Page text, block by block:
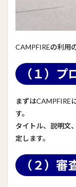
CAMPFIREの利用
（１）
まずはCAMPFIRE
す。
タイトル、説明文
定します。
（２）審